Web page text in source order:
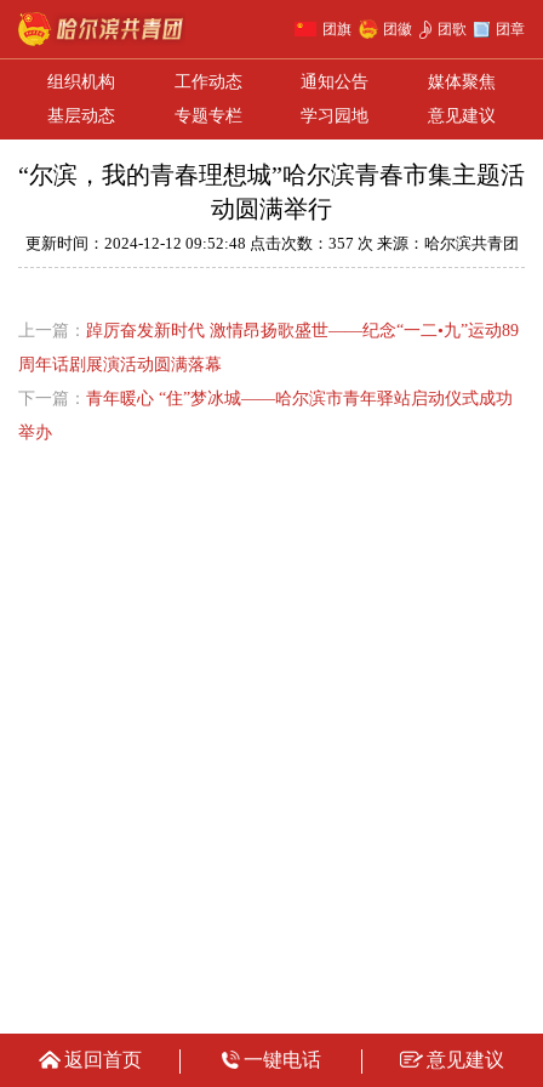
团旗 团徽 团歌 团章
组织机构 工作动态 通知公告
媒体聚焦
基层动态
专题专栏 学习园地 意见建议
“尔滨，我的青春理想城”哈尔滨青春市集主题活
动圆满举行
更新时间：2024-12-12 09:52:48 点击次数：357 次 来源：哈尔滨共青团
上一篇： 踔厉奋发新时代 激情昂扬歌盛世——纪念“一二•九”运动89
周年话剧展演活动圆满落幕
下一篇： 青年暖心 “住”梦冰城——哈尔滨市青年驿站启动仪式成功
举办
返回首页 一键电话 意见建议